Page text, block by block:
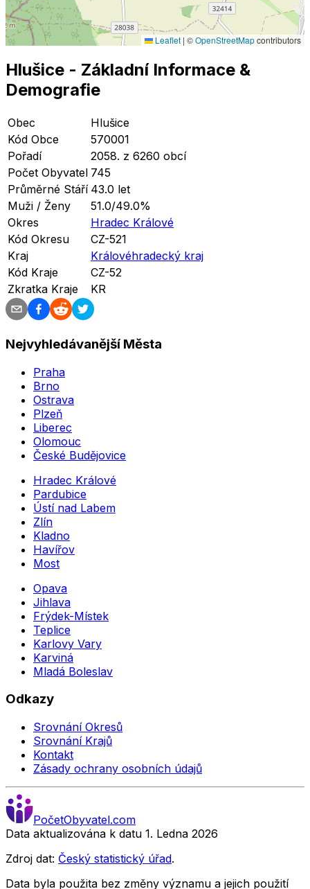
Leaflet | ©OpenStreetMapcontributors
Hlušice - Základní Informace &
Demografie
Obec
Hlušice
Kód Obce
570001
Pořadí
2058. z 6260 obcí
Počet Obyvatel 745
Průměrné Stáří 43.0 let
Muži / Ženy
51.0/49.0%
Okres
Hradec Králové
Kód Okresu
CZ-521
Kraj
Královéhradecký kraj
Kód Kraje
CZ-52
Zkratka Kraje
KR
Nejvyhledávanější Města
Praha
Brno
Ostrava
Plzeň
Liberec
Olomouc
České Budějovice
Hradec Králové
Pardubice
Ústí nad Labem
Zlín
Kladno
Havířov
Most
Opava
Jihlava
Frýdek-Místek
Teplice
Karlovy Vary
Karviná
Mladá Boleslav
Odkazy
Srovnání Okresů
Srovnání Krajů
Kontakt
Zásady ochrany osobních údajů
PočetObyvatel.com
Data aktualizována k datu 1. Ledna 2026
Zdroj dat: Český statistický úřad.
Data byla použita bez změny významu a jejich použití